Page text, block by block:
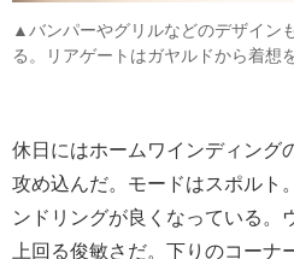
▲バンパーやグリルなどのデザイン
る。リアゲートはガヤルドから着想
休日にはホームワインディング
攻め込んだ。モードはスポルト
ンドリングが良くなっている。
上回る俊敏さだ。下りのコー